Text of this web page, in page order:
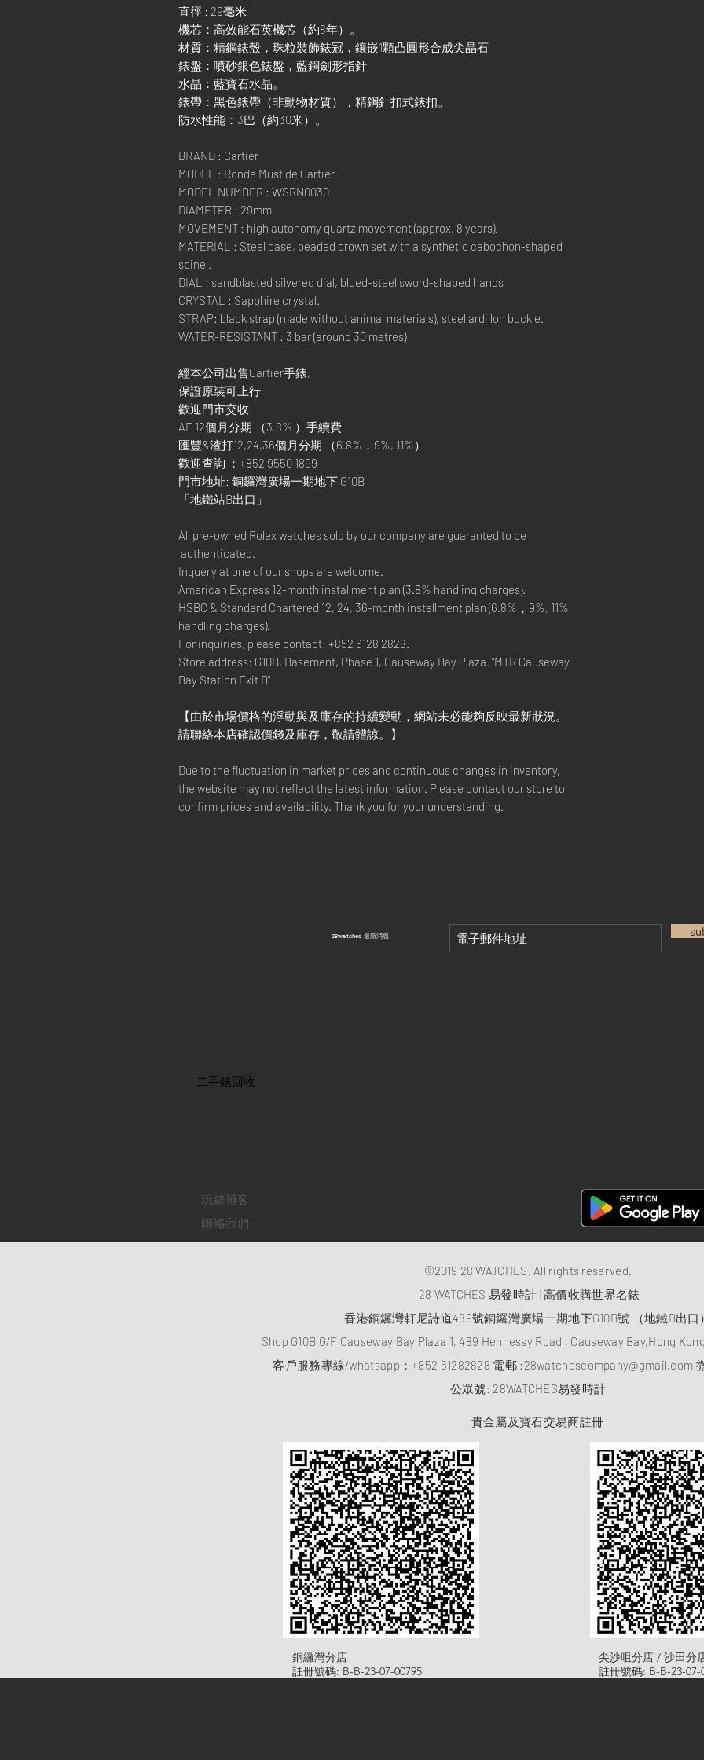
直徑 : 29毫米
機芯：高效能石英機芯（約8年）。
材質：精鋼錶殼，珠粒裝飾錶冠，鑲嵌1顆凸圓形合成尖晶石
錶盤：噴砂銀色錶盤，藍鋼劍形指針
水晶：藍寶石水晶。
錶帶：黑色錶帶（非動物材質），精鋼針扣式錶扣。
防水性能：3巴（約30米）。
BRAND : Cartier
MODEL : Ronde Must de Cartier
MODEL NUMBER : WSRN0030
DIAMETER : 29mm
MOVEMENT : high autonomy quartz movement (approx. 8 years).
MATERIAL : Steel case, beaded crown set with a synthetic cabochon-shaped
spinel.
DIAL : sandblasted silvered dial, blued-steel sword-shaped hands
CRYSTAL : Sapphire crystal.
STRAP: black strap (made without animal materials), steel ardillon buckle.
WATER-RESISTANT : 3 bar (around 30 metres)
經本公司出售Cartier手錶,
保證原裝可上行
歡迎門市交收
AE 12個月分期 （3.8% ）手續費
匯豐&渣打12,24,36個月分期 （6.8%，9%, 11%）
歡迎查詢 ：+852 9550 1899
門市地址: 銅鑼灣廣場一期地下 G10B
「地鐵站B出口」
All pre-owned Rolex watches sold by our company are guaranted to be
authenticated.
Inquery at one of our shops are welcome.
American Express 12-month installment plan (3.8% handling charges).
HSBC & Standard Chartered 12, 24, 36-month installment plan (6.8%，9%, 11%
handling charges).
For inquiries, please contact: +852 6128 2828.
Store address: G10B, Basement, Phase 1, Causeway Bay Plaza. "MTR Causeway
Bay Station Exit B"
【由於市場價格的浮動與及庫存的持續變動，網站未必能夠反映最新狀況。
請聯絡本店確認價錢及庫存，敬請體諒。】
Due to the fluctuation in market prices and continuous changes in inventory,
the website may not reflect the latest information. Please contact our store to
confirm prices and availability. Thank you for your understanding.
​28watches 最新消息
​二手錶回收
玩錶博客
聯絡我們
©2019 28 WATCHES. All rights reserved.
28 WATCHES 易發時計 | 高價收購世界名錶
香港銅鑼灣軒尼詩道489號銅鑼灣廣場一期地下G10B號 （地鐵B出口）
Shop G10B G/F Causeway Bay Plaza 1, 489 Hennessy Road , Causeway Bay,Hong Kong
客戶服務專線/whatsapp：+852 61282828 電郵 : 28watchescompany@gmail.com
​公眾號: 28WATCHES易發時計
貴金屬及寶石交易商註冊
​銅纙灣分店
註冊號碼: B-B-23-07-00795
尖沙咀分店 / 沙田分
註冊號碼: B-B-23-07-